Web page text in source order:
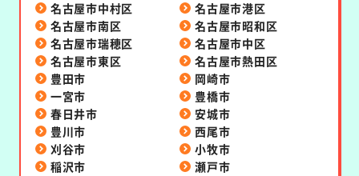
名古屋市中村区
名古屋市港区
名古屋市南区
名古屋市昭和区
名古屋市瑞穂区
名古屋市中区
名古屋市東区
名古屋市熱田区
豊田市
岡崎市
一宮市
豊橋市
春日井市
安城市
豊川市
西尾市
刈谷市
小牧市
稲沢市
瀬戸市